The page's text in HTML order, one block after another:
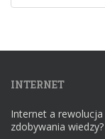
INTERNET
Internet a
zdobywania wiedzy?